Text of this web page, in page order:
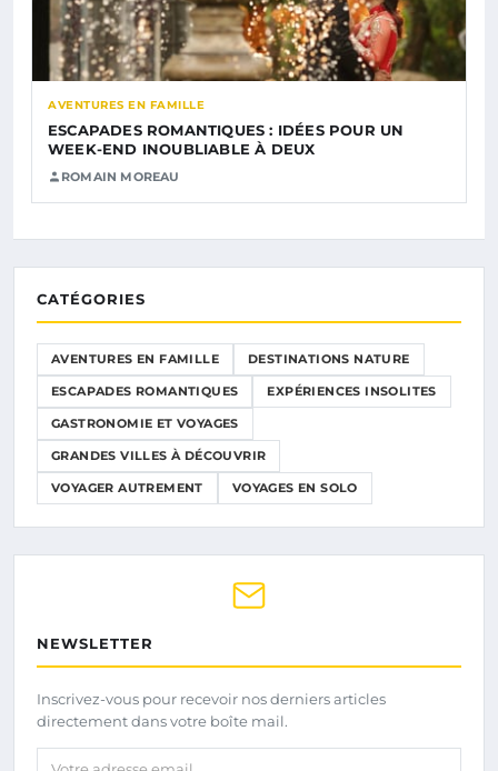
AVENTURES EN FAMILLE
ESCAPADES ROMANTIQUES : IDÉES POUR UN
WEEK-END INOUBLIABLE À DEUX
ROMAIN MOREAU
CATÉGORIES
AVENTURES EN FAMILLE DESTINATIONS NATURE
ESCAPADES ROMANTIQUES EXPÉRIENCES INSOLITES
GASTRONOMIE ET VOYAGES
GRANDES VILLES À DÉCOUVRIR
VOYAGER AUTREMENT VOYAGES EN SOLO
NEWSLETTER
Inscrivez-vous pour recevoir nos derniers articles
directement dans votre boîte mail.
Votre adresse email